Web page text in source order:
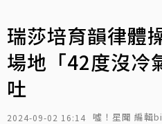
瑞莎培育韻律體
場地「42度沒冷
吐
2024-09-02 16:14 噓！星聞 編輯